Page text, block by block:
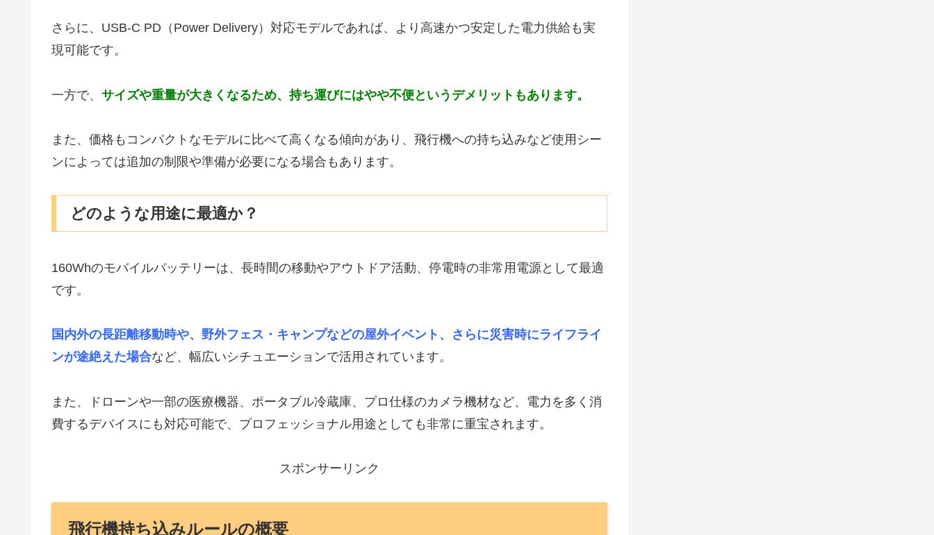
さらに、USB-C PD（Power Delivery）対応モデルであれば、より高速かつ安定した電力供給も実
現可能です。
一方で、 サイズや重量が大きくなるため、持ち運びにはやや不便というデメリットもあります。
また、価格もコンパクトなモデルに比べて高くなる傾向があり、飛行機への持ち込みなど使用シー
ンによっては追加の制限や準備が必要になる場合もあります。
どのような用途に最適か？
160Whのモバイルバッテリーは、長時間の移動やアウトドア活動、停電時の非常用電源として最適
です。
国内外の長距離移動時や、野外フェス・キャンプなどの屋外イベント、さらに災害時にライフライ
ンが途絶えた場合など、幅広いシチュエーションで活用されています。
また、ドローンや一部の医療機器、ポータブル冷蔵庫、プロ仕様のカメラ機材など、電力を多く消
費するデバイスにも対応可能で、プロフェッショナル用途としても非常に重宝されます。
スポンサーリンク
飛行機持ち込みルールの概要